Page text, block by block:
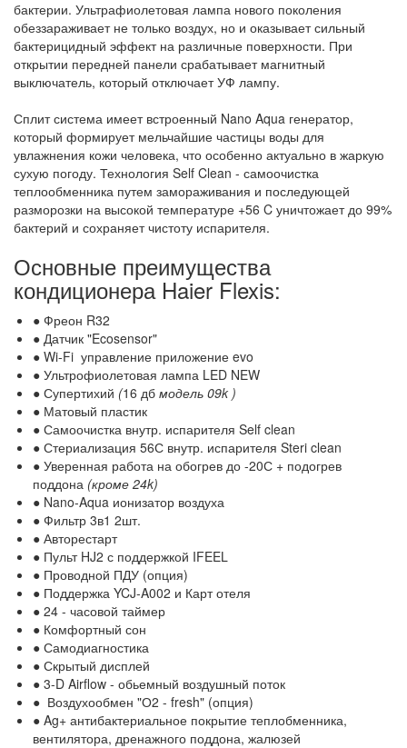
бактерии. Ультрафиолетовая лампа нового поколения
обеззараживает не только воздух, но и оказывает сильный
бактерицидный эффект на различные поверхности. При
открытии передней панели срабатывает магнитный
выключатель, который отключает УФ лампу.
Сплит система имеет встроенный Nano Aqua генератор,
который формирует мельчайшие частицы воды для
увлажнения кожи человека, что особенно актуально в жаркую
сухую погоду. Технология Self Clean - самоочистка
теплообменника путем замораживания и последующей
разморозки на высокой температуре +56 C уничтожает до 99%
бактерий и сохраняет чистоту испарителя.
Основные преимущества
кондиционера Haier Flexis:
● Фреон R32
● Датчик "Ecosensor"
● Wi-Fi управление приложение evo
● Ультрофиолетовая лампа LED NEW
● Супертихий (16 дб модель 09k )
● Матовый пластик
● Самоочистка внутр. испарителя Self clean
● Стериализация 56С внутр. испарителя Steri clean
● Уверенная работа на обогрев до -20С + подогрев
поддона (кроме 24k)
● Nano-Aqua ионизатор воздуха
● Фильтр 3в1 2шт.
● Авторестарт
● Пульт HJ2 с поддержкой IFEEL
● Проводной ПДУ (опция)
● Поддержка YCJ-A002 и Карт отеля
● 24 - часовой таймер
● Комфортный сон
● Самодиагностика
● Скрытый дисплей
● 3-D Airflow - обьемный воздушный поток
● Воздухообмен "О2 - fresh" (опция)
● Ag+ антибактериальное покрытие теплобменника,
вентилятора, дренажного поддона, жалюзей